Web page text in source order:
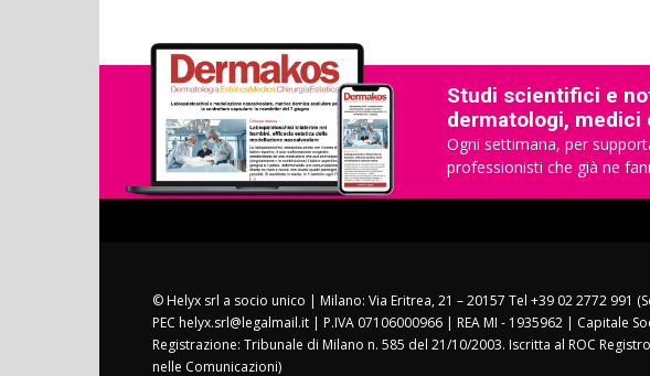
Studi scientifici e
dermatologi,
Ogni settimana, per
professionisti che già ne
© Helyx srl a socio unico | Milano: Via Eritrea, 21 – 20157 Tel +39 02 2772 991
PEC helyx.srl@legalmail.it | P.IVA 07106000966 | REA MI - 1935962 | Capitale
Registrazione: Tribunale di Milano n. 585 del 21/10/2003. Iscritta al ROC
nelle Comunicazioni)